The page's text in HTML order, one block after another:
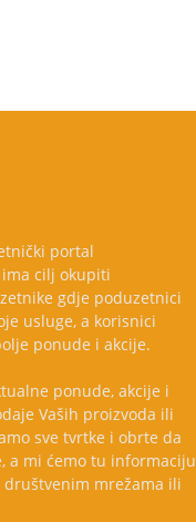
portal
cilj okupiti
gdje poduzetnici
usluge, a korisnici
ponude i akcije.
ponude, akcije i
Vaših proizvoda ili
sve tvrtke i obrte da
a mi ćemo tu informaciju
mrežama ili